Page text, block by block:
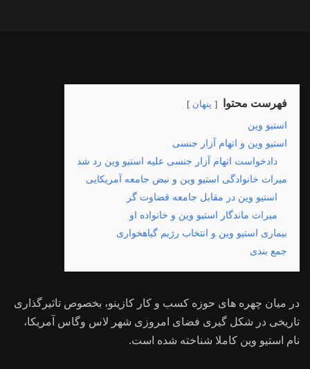
فهرست محتوا پنهان
استیو وین
استیو وین و اتهام آزار جنسی
دادخواست اتهام آزار جنسی علیه استیو وین رد شد
میراث خانوادگی استیو وین و نبض جامعه آمریکایی
استیو وین در مقابل جامعه قضاوت گر
میراث ماندگار استیو وین و خانواده او
بیماری استیو وین و انتخاب رژیم گیاهخواری
جمع بندی
در میان چهره های حوزه کسب و کار کازینو، بخصوص تاثیرگذاری
تاریخی در شکل گیری فضای امروزی شهر لاس وگاس آمریکا،
نام استیو وین کاملا شناخته شده است.